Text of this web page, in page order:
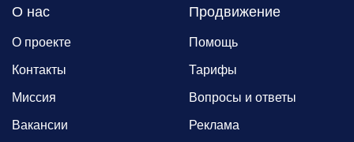
О нас
О проекте
Контакты
Миссия
Вакансии
Продвижение
Помощь
Тарифы
Вопросы и ответы
Реклама